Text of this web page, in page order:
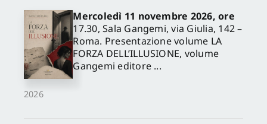
2026
Mercoledì 11 novembre 2026, ore
17.30, Sala Gangemi, via Giulia, 142 –
Roma. Presentazione volume LA
FORZA DELL’ILLUSIONE, volume
Gangemi editore ...